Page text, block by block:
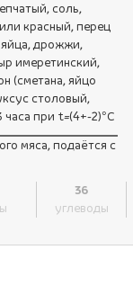
соль,
красный, перец
дрожжи,
имеретинский,
(сметана, яйцо
столовый,
часа при t=(4+-2)°C
мяса, подаётся с
36
углеводы